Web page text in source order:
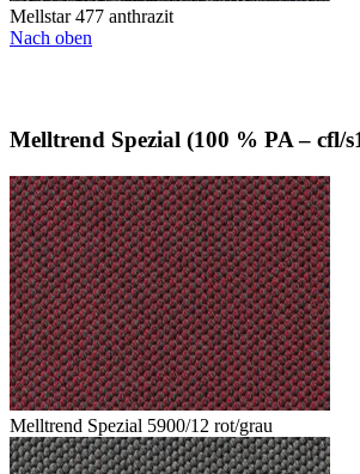
Mellstar 477 anthrazit
Nach oben
Melltrend Spezial (100 % PA – cfl/
Melltrend Spezial 5900/12 rot/grau